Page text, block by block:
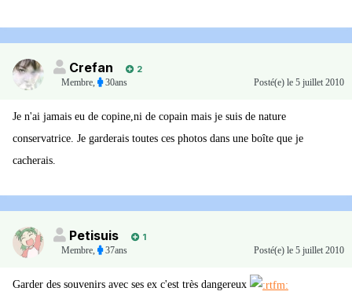
Crefan
2
Membre, 30ans Posté(e) le 5 juillet 2010
Je n'ai jamais eu de copine,ni de copain mais je suis de nature
conservatrice. Je garderais toutes ces photos dans une boîte que je
cacherais.
Petisuis
1
Membre, 37ans Posté(e) le 5 juillet 2010
Garder des souvenirs avec ses ex c'est très dangereux